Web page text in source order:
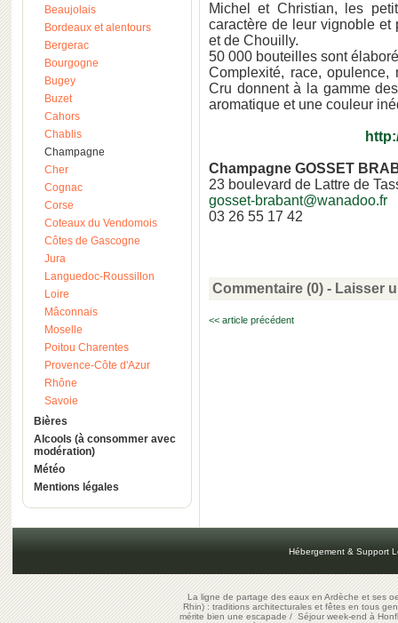
Beaujolais
Bordeaux et alentours
Bergerac
Bourgogne
Bugey
Buzet
Cahors
Chablis
Champagne
Cher
Cognac
Corse
Coteaux du Vendomois
Côtes de Gascogne
Jura
Languedoc-Roussillon
Loire
Mâconnais
Moselle
Poitou Charentes
Provence-Côte d'Azur
Rhône
Savoie
Bières
Alcools (à consommer avec
modération)
Météo
Mentions légales
Michel et Christian, les
caractère de leur vignoble et
et de Chouilly.
50 000 bouteilles sont
Complexité, race,
Cru donnent à la gamme
aromatique et une couleur
Champagne GOSSET
23 boulevard de Lattre de
gosset-brabant@wanadoo.fr
03 26 55 17 42
Commentaire (0) - Laisser
<< article précédent
Hébergement & Support
La ligne de partage des eaux en Ardèche et ses
Rhin) : traditions architecturales et fêtes en tous
mérite bien une escapade/Séjour week-end à